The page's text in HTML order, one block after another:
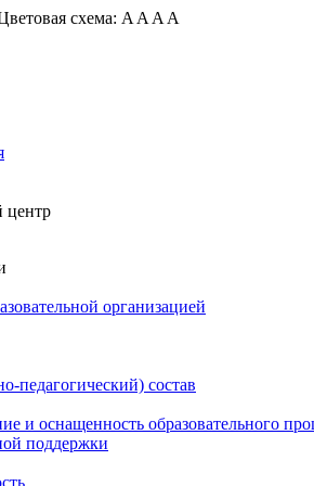
схема: A A A A
центр
организацией
педагогический) состав
и оснащенность образовательного
поддержки